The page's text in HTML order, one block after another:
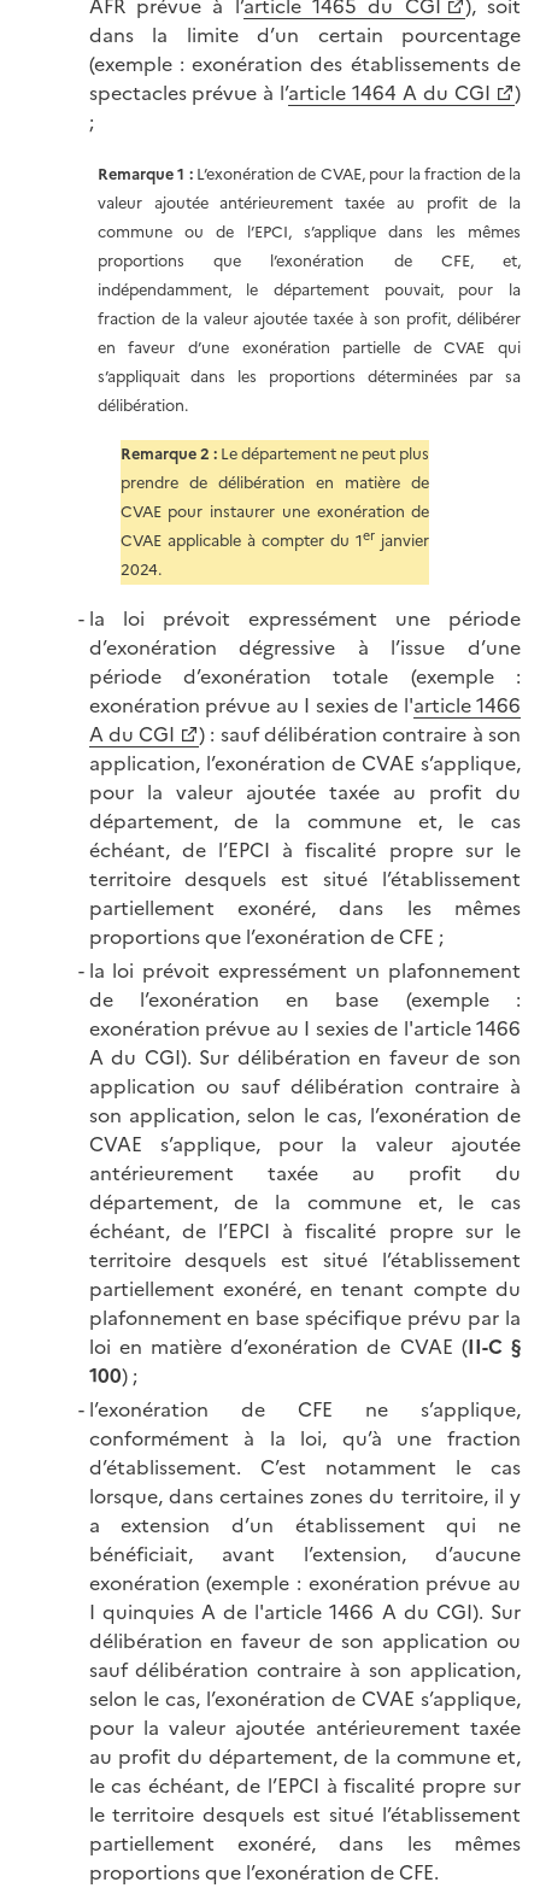
dans la limite d’un certain pourcentage
(exemple : exonération des établissements de
spectacles prévue à l’article 1464 A du CGI
)
;
Remarque 1 :L’exonération de CVAE, pour la fraction de la
valeur ajoutée antérieurement taxée au profit de la
commune ou de l’EPCI, s’applique dans les mêmes
proportions que l’exonération de CFE, et,
indépendamment, le département pouvait, pour la
fraction de la valeur ajoutée taxée à son profit, délibérer
en faveur d’une exonération partielle de CVAE qui
s’appliquait dans les proportions déterminées par sa
délibération.
Remarque 2 :Le département ne peut plus
prendre de délibération en matière de
CVAE pour instaurer une exonération de
CVAE applicable à compter du 1er janvier
2024.
la loi prévoit expressément une période
d’exonération dégressive à l’issue d’une
période d’exonération totale (exemple :
exonération prévue au I sexies de l'article 1466
A du CGI
) : sauf délibération contraire à son
application, l’exonération de CVAE s’applique,
pour la valeur ajoutée taxée au profit du
département, de la commune et, le cas
échéant, de l’EPCI à fiscalité propre sur le
territoire desquels est situé l’établissement
partiellement exonéré, dans les mêmes
proportions que l’exonération de CFE ;
la loi prévoit expressément un plafonnement
de l’exonération en base (exemple :
exonération prévue au I sexies de l'article 1466
A du CGI). Sur délibération en faveur de son
application ou sauf délibération contraire à
son application, selon le cas, l’exonération de
CVAE s’applique, pour la valeur ajoutée
antérieurement taxée au profit du
département, de la commune et, le cas
échéant, de l’EPCI à fiscalité propre sur le
territoire desquels est situé l’établissement
partiellement exonéré, en tenant compte du
plafonnement en base spécifique prévu par la
loi en matière d’exonération de CVAE (II-C §
100) ;
l’exonération de CFE ne s’applique,
conformément à la loi, qu’à une fraction
d’établissement. C’est notamment le cas
lorsque, dans certaines zones du territoire, il y
a extension d’un établissement qui ne
bénéficiait, avant l’extension, d’aucune
exonération (exemple : exonération prévue au
I quinquies A de l'article 1466 A du CGI). Sur
délibération en faveur de son application ou
sauf délibération contraire à son application,
selon le cas, l’exonération de CVAE s’applique,
pour la valeur ajoutée antérieurement taxée
au profit du département, de la commune et,
le cas échéant, de l’EPCI à fiscalité propre sur
le territoire desquels est situé l’établissement
partiellement exonéré, dans les mêmes
proportions que l’exonération de CFE.